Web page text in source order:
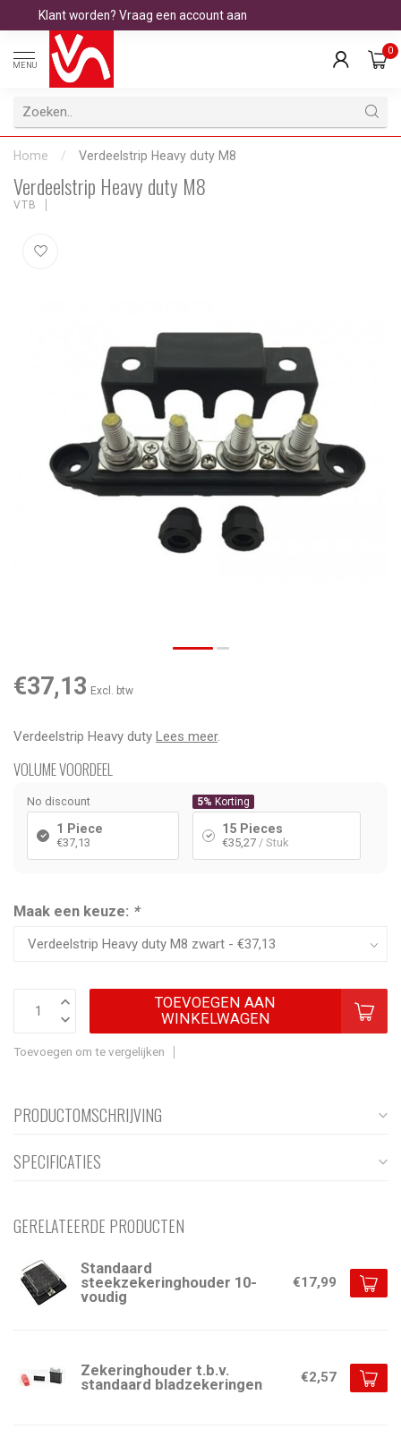
Klant worden? Vraag een account aan
MENU
0
Home / Verdeelstrip Heavy duty M8
Verdeelstrip Heavy duty M8
VTB
€37,13 Excl. btw
Verdeelstrip Heavy duty Lees meer.
VOLUME VOORDEEL
No discount
1 Piece
€37,13
5% Korting
15 Pieces
€35,27 / Stuk
Maak een keuze: *
TOEVOEGEN AAN
WINKELWAGEN
Toevoegen om te vergelijken
PRODUCTOMSCHRIJVING
SPECIFICATIES
GERELATEERDE PRODUCTEN
Standaard
steekzekeringhouder 10-
voudig
€17,99
Zekeringhouder t.b.v.
standaard bladzekeringen
€2,57